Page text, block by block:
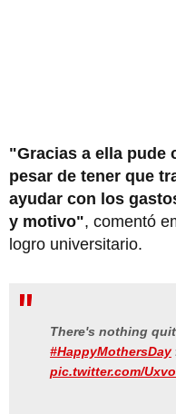
"Gracias a ella pude
pesar de tener que
ayudar con los
y motivo", comentó
logro universitario.
There's nothing
#HappyMothersDay
pic.twitter.com/